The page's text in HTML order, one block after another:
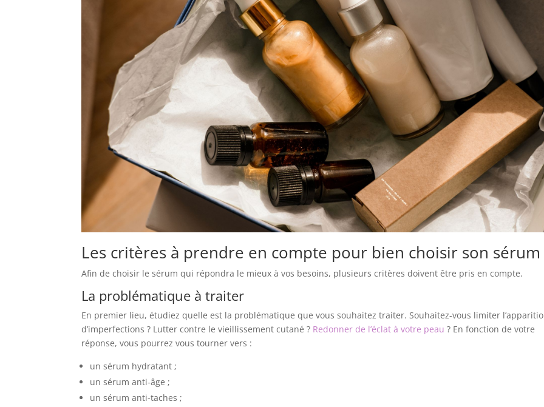
Les critères à prendre en compte pour bien choisir son sérum
Afin de choisir le sérum qui répondra le mieux à vos besoins, plusieurs critères doivent être pris en compte.
La problématique à traiter
En premier lieu, étudiez quelle est la problématique que vous souhaitez traiter. Souhaitez-vous limiter
d’imperfections ? Lutter contre le vieillissement cutané ? Redonner de l’éclat à votre peau ? En fonction de votre
réponse, vous pourrez vous tourner vers :
un sérum hydratant ;
un sérum anti-âge ;
un sérum anti-taches ;